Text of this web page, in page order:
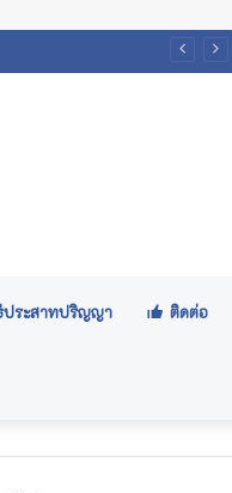
ระสาทปริญญา ติดต่อ